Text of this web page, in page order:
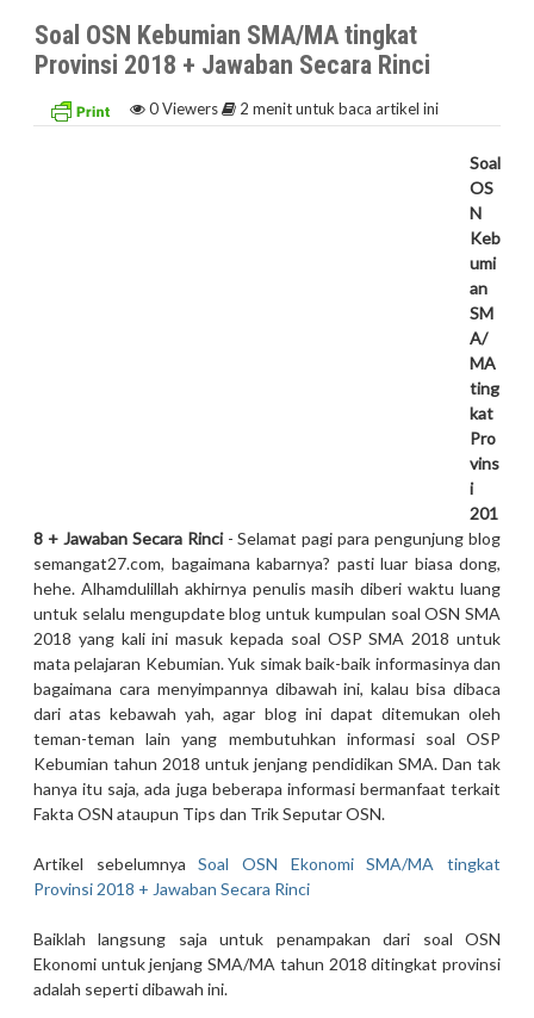
Soal OSN Kebumian SMA/MA tingkat
Provinsi 2018 + Jawaban Secara Rinci
0Viewers 2 menit untuk baca artikel ini
Soal
OS
N
Keb
umi
an
SM
A/
MA
ting
kat
Pro
vins
i
201
8 + Jawaban Secara Rinci- Selamat pagi para pengunjung blog
semangat27.com, bagaimana kabarnya? pasti luar biasa dong,
hehe. Alhamdulillah akhirnya penulis masih diberi waktu luang
untuk selalu mengupdate blog untuk kumpulan soal OSN SMA
2018 yang kali ini masuk kepada soal OSP SMA 2018 untuk
mata pelajaran Kebumian. Yuk simak baik-baik informasinya dan
bagaimana cara menyimpannya dibawah ini, kalau bisa dibaca
dari atas kebawah yah, agar blog ini dapat ditemukan oleh
teman-teman lain yang membutuhkan informasi soal OSP
Kebumian tahun 2018 untuk jenjang pendidikan SMA. Dan tak
hanya itu saja, ada juga beberapa informasi bermanfaat terkait
Fakta OSN ataupun Tips dan Trik Seputar OSN.
Artikel sebelumnyaSoal OSN Ekonomi SMA/MA tingkat
Provinsi 2018 + Jawaban Secara Rinci
Baiklah langsung saja untuk penampakan dari soal OSN
Ekonomi untuk jenjang SMA/MA tahun 2018 ditingkat provinsi
adalah seperti dibawah ini.